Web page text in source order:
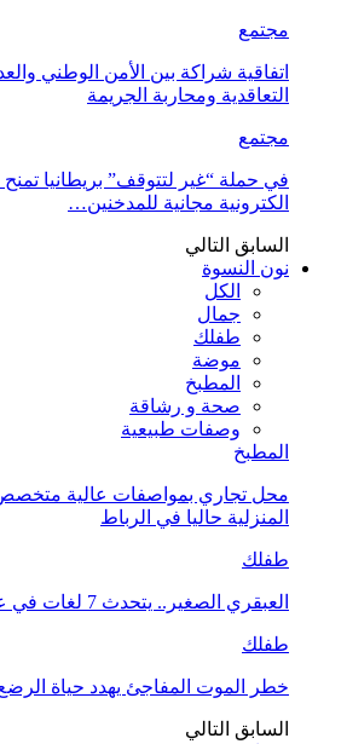
مجتمع
اتفاقية شراكة بين الأمن الوطني
التعاقدية ومحاربة الجريمة
مجتمع
في حملة “غير لتتوقف” بريطانيا
الكترونية مجانية للمدخنين…
السابق التالي
نون النسوة
الكل
جمال
طفلك
موضة
المطبخ
صحة و رشاقة
وصفات طبيعية
المطبخ
محل تجاري بمواصفات عالية متخصص
المنزلية حاليا في الرباط
طفلك
العبقري الصغير.. يتحدث 7 لغات في عمر الرابعة
طفلك
خطر الموت المفاجئ يهدد حياة
السابق التالي